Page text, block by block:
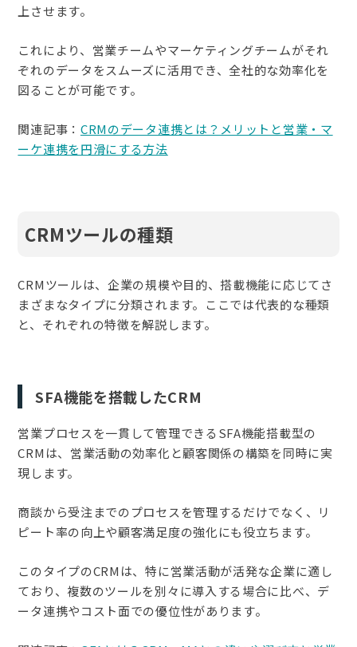
上させます。
これにより、営業チームやマーケティングチームがそれ
ぞれのデータをスムーズに活用でき、全社的な効率化を
図ることが可能です。
関連記事： CRMのデータ連携とは？メリットと営業・マ
ーケ連携を円滑にする方法
CRMツールの種類
CRMツールは、企業の規模や目的、搭載機能に応じてさ
まざまなタイプに分類されます。ここでは代表的な種類
と、それぞれの特徴を解説します。
SFA機能を搭載したCRM
営業プロセスを一貫して管理できるSFA機能搭載型の
CRMは、営業活動の効率化と顧客関係の構築を同時に実
現します。
商談から受注までのプロセスを管理するだけでなく、リ
ピート率の向上や顧客満足度の強化にも役立ちます。
このタイプのCRMは、特に営業活動が活発な企業に適し
ており、複数のツールを別々に導入する場合に比べ、デ
ータ連携やコスト面での優位性があります。